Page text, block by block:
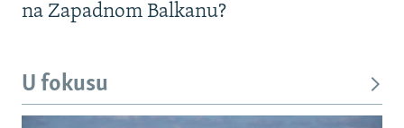
na Zapadnom Balkanu?
U fokusu